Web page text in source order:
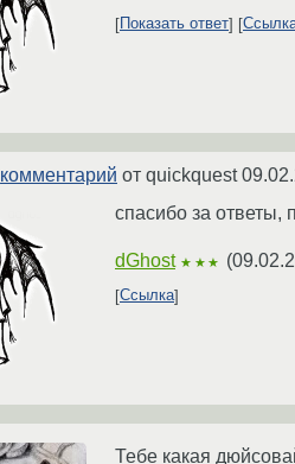
Показать ответ
комментарий от quickquest
спасибо за ответы,
dGhost ★★★ (
Ссылка
Тебе какая